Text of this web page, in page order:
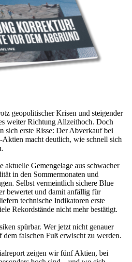
geopolitischer Krisen und steigender
weiter Richtung Allzeithoch. Doch
sich erste Risse: Der Abverkauf bei
macht deutlich, wie schnell sich
aktuelle Gemengelage aus schwacher
in den Sommermonaten und
Selbst vermeintlich sichere Blue
bewertet und damit anfällig für
technische Indikatoren erste
Rekordstände nicht mehr bestätigt.
spürbar. Wer jetzt nicht genauer
dem falschen Fuß erwischt zu werden.
zeigen wir fünf Aktien, bei